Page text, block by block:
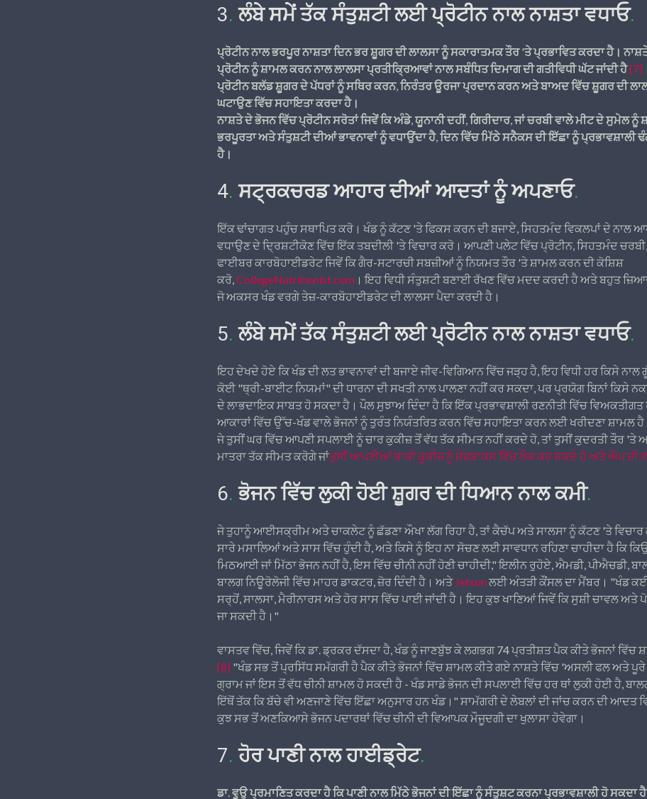
3.ਲੰਬੇ ਸਮੇਂ ਤੱਕ ਸੰਤੁਸ਼ਟੀ ਲਈ ਪ੍ਰੋਟੀਨ ਨਾਲ ਨਾਸ਼ਤਾ ਵਧਾਓ.
ਪ੍ਰੋਟੀਨ ਨਾਲ ਭਰਪੂਰ ਨਾਸ਼ਤਾ ਦਿਨ ਭਰ ਸ਼ੂਗਰ ਦੀ ਲਾਲਸਾ ਨੂੰ ਸਕਾਰਾਤਮਕ ਤੌਰ 'ਤੇ ਪ੍ਰਭਾਵਿਤ ਕਰਦਾ ਹੈ।
ਪ੍ਰੋਟੀਨ ਨੂੰ ਸ਼ਾਮਲ ਕਰਨ ਨਾਲ ਲਾਲਸਾ ਪ੍ਰਤੀਕ੍ਰਿਆਵਾਂ ਨਾਲ ਸਬੰਧਿਤ ਦਿਮਾਗ ਦੀ ਗਤੀਵਿਧੀ ਘੱਟ ਜਾਂਦੀ ਹੈ[7]
ਪ੍ਰੋਟੀਨ ਬਲੱਡ ਸ਼ੂਗਰ ਦੇ ਪੱਧਰਾਂ ਨੂੰ ਸਥਿਰ ਕਰਨ, ਨਿਰੰਤਰ ਊਰਜਾ ਪ੍ਰਦਾਨ ਕਰਨ ਅਤੇ ਬਾਅਦ ਵਿੱਚ ਸ਼ੂਗਰ ਦੀ
ਘਟਾਉਣ ਵਿੱਚ ਸਹਾਇਤਾ ਕਰਦਾ ਹੈ।
ਨਾਸ਼ਤੇ ਦੇ ਭੋਜਨ ਵਿੱਚ ਪ੍ਰੋਟੀਨ ਸਰੋਤਾਂ ਜਿਵੇਂ ਕਿ ਅੰਡੇ, ਯੂਨਾਨੀ ਦਹੀਂ, ਗਿਰੀਦਾਰ, ਜਾਂ ਚਰਬੀ ਵਾਲੇ ਮੀਟ ਦੇ ਸੁਮੇਲ ਨੂੰ
ਭਰਪੂਰਤਾ ਅਤੇ ਸੰਤੁਸ਼ਟੀ ਦੀਆਂ ਭਾਵਨਾਵਾਂ ਨੂੰ ਵਧਾਉਂਦਾ ਹੈ, ਦਿਨ ਵਿੱਚ ਮਿੱਠੇ ਸਨੈਕਸ ਦੀ ਇੱਛਾ ਨੂੰ ਪ੍ਰਭਾਵਸ਼ਾਲੀ
ਹੈ।
4.ਸਟ੍ਰਕਚਰਡ ਆਹਾਰ ਦੀਆਂ ਆਦਤਾਂ ਨੂੰ ਅਪਣਾਓ.
ਇੱਕ ਢਾਂਚਾਗਤ ਪਹੁੰਚ ਸਥਾਪਿਤ ਕਰੋ। ਖੰਡ ਨੂੰ ਕੱਟਣ 'ਤੇ ਫਿਕਸ ਕਰਨ ਦੀ ਬਜਾਏ, ਸਿਹਤਮੰਦ ਵਿਕਲਪਾਂ ਦੇ ਨਾਲ
ਵਧਾਉਣ ਦੇ ਦ੍ਰਿਸ਼ਟੀਕੋਣ ਵਿੱਚ ਇੱਕ ਤਬਦੀਲੀ 'ਤੇ ਵਿਚਾਰ ਕਰੋ। ਆਪਣੀ ਪਲੇਟ ਵਿੱਚ ਪ੍ਰੋਟੀਨ, ਸਿਹਤਮੰਦ
ਫਾਈਬਰ ਕਾਰਬੋਹਾਈਡਰੇਟ ਜਿਵੇਂ ਕਿ ਗੈਰ-ਸਟਾਰਚੀ ਸਬਜ਼ੀਆਂ ਨੂੰ ਨਿਯਮਤ ਤੌਰ 'ਤੇ ਸ਼ਾਮਲ ਕਰਨ ਦੀ ਕੋਸ਼ਿਸ਼
ਕਰੋ, CollegeNutritionist.com । ਇਹ ਵਿਧੀ ਸੰਤੁਸ਼ਟੀ ਬਣਾਈ ਰੱਖਣ ਵਿੱਚ ਮਦਦ ਕਰਦੀ ਹੈ ਅਤੇ ਬਹੁਤ
ਜੋ ਅਕਸਰ ਖੰਡ ਵਰਗੇ ਤੇਜ਼-ਕਾਰਬੋਹਾਈਡਰੇਟ ਦੀ ਲਾਲਸਾ ਪੈਦਾ ਕਰਦੀ ਹੈ।
5.ਲੰਬੇ ਸਮੇਂ ਤੱਕ ਸੰਤੁਸ਼ਟੀ ਲਈ ਪ੍ਰੋਟੀਨ ਨਾਲ ਨਾਸ਼ਤਾ ਵਧਾਓ.
ਇਹ ਦੇਖਦੇ ਹੋਏ ਕਿ ਖੰਡ ਦੀ ਲਤ ਭਾਵਨਾਵਾਂ ਦੀ ਬਜਾਏ ਜੀਵ-ਵਿਗਿਆਨ ਵਿੱਚ ਜੜ੍ਹ ਹੈ, ਇਹ ਵਿਧੀ ਹਰ ਕਿਸੇ ਨਾਲ
ਕੋਈ "ਥ੍ਰੀ-ਬਾਈਟ ਨਿਯਮਾਂ" ਦੀ ਧਾਰਨਾ ਦੀ ਸਖਤੀ ਨਾਲ ਪਾਲਣਾ ਨਹੀਂ ਕਰ ਸਕਦਾ, ਪਰ ਪ੍ਰਯੋਗ ਬਿਨਾਂ ਕਿਸੇ
ਦੇ ਲਾਭਦਾਇਕ ਸਾਬਤ ਹੋ ਸਕਦਾ ਹੈ। ਪੌਲ ਸੁਝਾਅ ਦਿੰਦਾ ਹੈ ਕਿ ਇੱਕ ਪ੍ਰਭਾਵਸ਼ਾਲੀ ਰਣਨੀਤੀ ਵਿੱਚ
ਆਕਾਰਾਂ ਵਿੱਚ ਉੱਚ-ਖੰਡ ਵਾਲੇ ਭੋਜਨਾਂ ਨੂੰ ਤੁਰੰਤ ਨਿਯੰਤਰਿਤ ਕਰਨ ਵਿੱਚ ਸਹਾਇਤਾ ਕਰਨ ਲਈ ਖਰੀਦਣਾ ਸ਼ਾਮਲ
ਜੇ ਤੁਸੀਂ ਘਰ ਵਿੱਚ ਆਪਣੀ ਸਪਲਾਈ ਨੂੰ ਚਾਰ ਕੁਕੀਜ਼ ਤੋਂ ਵੱਧ ਤੱਕ ਸੀਮਤ ਨਹੀਂ ਕਰਦੇ ਹੋ, ਤਾਂ ਤੁਸੀਂ ਕੁਦਰਤੀ ਤੌਰ
ਮਾਤਰਾ ਤੱਕ ਸੀਮਤ ਕਰੋਗੇ ਜਾਂਤੁਸੀਂ ਆਪਣੀਆਂ ਬਾਕੀ ਕੂਕੀਜ਼ ਨੂੰ ਸੇਫਬਾਕਸ ਵਿੱਚ ਲੌਕ ਕਰ ਸਕਦੇ ਹੋ ਅਤੇ ਐਪ ਦੀ
6.ਭੋਜਨ ਵਿੱਚ ਲੁਕੀ ਹੋਈ ਸ਼ੂਗਰ ਦੀ ਧਿਆਨ ਨਾਲ ਕਮੀ.
ਜੇ ਤੁਹਾਨੂੰ ਆਈਸਕ੍ਰੀਮ ਅਤੇ ਚਾਕਲੇਟ ਨੂੰ ਛੱਡਣਾ ਔਖਾ ਲੱਗ ਰਿਹਾ ਹੈ, ਤਾਂ ਕੈਚੱਪ ਅਤੇ ਸਾਲਸਾ ਨੂੰ ਕੱਟਣ 'ਤੇ
ਸਾਰੇ ਮਸਾਲਿਆਂ ਅਤੇ ਸਾਸ ਵਿੱਚ ਹੁੰਦੀ ਹੈ, ਅਤੇ ਕਿਸੇ ਨੂੰ ਇਹ ਨਾ ਸੋਚਣ ਲਈ ਸਾਵਧਾਨ ਰਹਿਣਾ ਚਾਹੀਦਾ ਹੈ ਕਿ
ਮਿਠਆਈ ਜਾਂ ਮਿੱਠਾ ਭੋਜਨ ਨਹੀਂ ਹੈ, ਇਸ ਵਿੱਚ ਚੀਨੀ ਨਹੀਂ ਹੋਣੀ ਚਾਹੀਦੀ," ਇਲੀਨ ਰੁਹੋਏ, ਐਮਡੀ, ਪੀਐਚਡੀ,
ਬਾਲਗ ਨਿਊਰੋਲੋਜੀ ਵਿੱਚ ਮਾਹਰ ਡਾਕਟਰ, ਜ਼ੋਰ ਦਿੰਦੀ ਹੈ। ਅਤੇ Jetson ਲਈ ਅੰਤੜੀ ਕੌਂਸਲ ਦਾ ਮੈਂਬਰ। "ਖੰਡ ਕਈ
ਸਰ੍ਹੋਂ, ਸਾਲਸਾ, ਮੈਰੀਨਾਰਸ ਅਤੇ ਹੋਰ ਸਾਸ ਵਿੱਚ ਪਾਈ ਜਾਂਦੀ ਹੈ। ਇਹ ਕੁਝ ਖਾਣਿਆਂ ਜਿਵੇਂ ਕਿ ਸੁਸ਼ੀ ਚਾਵਲ ਅਤੇ
ਜਾ ਸਕਦੀ ਹੈ।"
ਵਾਸਤਵ ਵਿੱਚ, ਜਿਵੇਂ ਕਿ ਡਾ. ਡ੍ਰਕਰ ਦੱਸਦਾ ਹੈ, ਖੰਡ ਨੂੰ ਜਾਣਬੁੱਝ ਕੇ ਲਗਭਗ 74 ਪ੍ਰਤੀਸ਼ਤ ਪੈਕ ਕੀਤੇ ਭੋਜਨਾਂ ਵਿੱਚ
[8] "ਖੰਡ ਸਭ ਤੋਂ ਪ੍ਰਸਿੱਧ ਸਮੱਗਰੀ ਹੈ ਪੈਕ ਕੀਤੇ ਭੋਜਨਾਂ ਵਿੱਚ ਸ਼ਾਮਲ ਕੀਤੇ ਗਏ ਨਾਸ਼ਤੇ ਵਿੱਚ 'ਅਸਲੀ ਫਲ ਅਤੇ
ਗ੍ਰਾਮ ਜਾਂ ਇਸ ਤੋਂ ਵੱਧ ਚੀਨੀ ਸ਼ਾਮਲ ਹੋ ਸਕਦੀ ਹੈ - ਖੰਡ ਸਾਡੇ ਭੋਜਨ ਦੀ ਸਪਲਾਈ ਵਿੱਚ ਹਰ ਥਾਂ ਲੁਕੀ ਹੋਈ ਹੈ,
ਇੱਥੋਂ ਤੱਕ ਕਿ ਬੱਚੇ ਵੀ ਅਣਜਾਣੇ ਵਿੱਚ ਇੱਛਾ ਅਨੁਸਾਰ ਹਨ ਖੰਡ।" ਸਾਮੱਗਰੀ ਦੇ ਲੇਬਲਾਂ ਦੀ ਜਾਂਚ ਕਰਨ ਦੀ ਆਦਤ
ਕੁਝ ਸਭ ਤੋਂ ਅਣਕਿਆਸੇ ਭੋਜਨ ਪਦਾਰਥਾਂ ਵਿੱਚ ਚੀਨੀ ਦੀ ਵਿਆਪਕ ਮੌਜੂਦਗੀ ਦਾ ਖੁਲਾਸਾ ਹੋਵੇਗਾ।
7.ਹੋਰ ਪਾਣੀ ਨਾਲ ਹਾਈਡ੍ਰੇਟ.
ਡਾ. ਵੂਉ ਪ੍ਰਮਾਣਿਤ ਕਰਦਾ ਹੈ ਕਿ ਪਾਣੀ ਨਾਲ ਮਿੱਠੇ ਭੋਜਨਾਂ ਦੀ ਇੱਛਾ ਨੂੰ ਸੰਤੁਸ਼ਟ ਕਰਨਾ ਪ੍ਰਭਾਵਸ਼ਾਲੀ ਹੋ ਸਕਦਾ